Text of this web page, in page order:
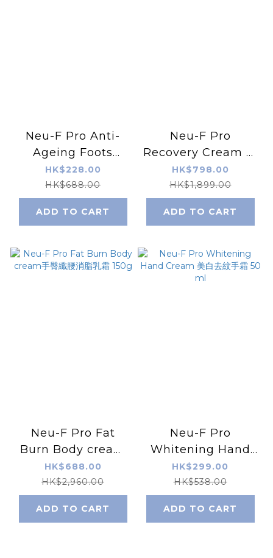
Neu-F Pro Anti-
Ageing Foots
Treatment
HK$228.00
HK$688.00
ADD TO CART
Neu-F Pro
Recovery Cream 修
復面霜
HK$798.00
HK$1,899.00
ADD TO CART
Neu-F Pro Fat
Burn Body cream
手臀纖腰消脂乳霜
150g
HK$688.00
HK$2,960.00
ADD TO CART
Neu-F Pro
Whitening Hand
Cream 美白去紋手霜
50 ml
HK$299.00
HK$538.00
ADD TO CART